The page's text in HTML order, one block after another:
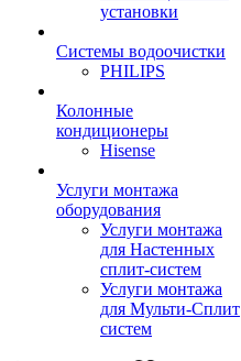
установки
Системы водоочистки
PHILIPS
Колонные
кондиционеры
Hisense
Услуги монтажа
оборудования
Услуги монтажа
для Настенных
сплит-систем
Услуги монтажа
для Мульти-Сплит
систем